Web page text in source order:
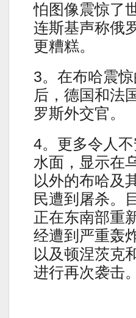
怕图像震惊了
连斯基声称俄
更糟糕。
3。在布哈震
后，德国和法
罗斯外交官。
4。更多令人
水面，显示在
以外的布哈及
民遭到屠杀。
正在东南部重
经遭到严重轰
以及顿涅茨克
进行再次袭击。